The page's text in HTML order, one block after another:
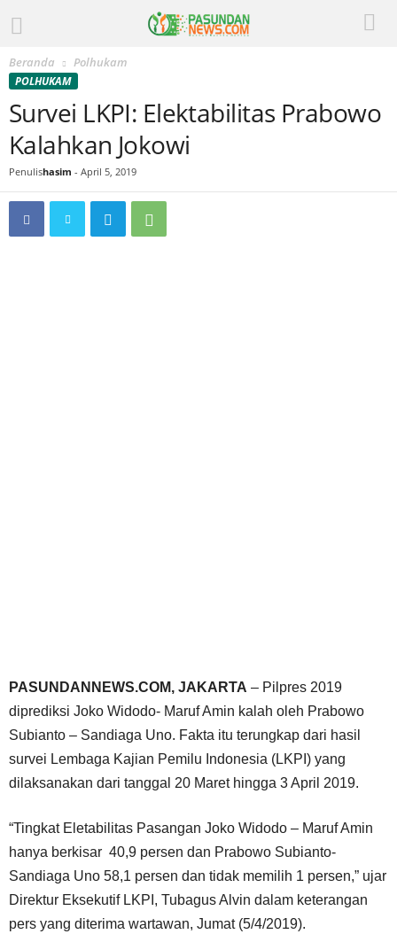
Beranda Polhukam
POLHUKAM
Survei LKPI: Elektabilitas Prabowo
Kalahkan Jokowi
Penulishasim - April 5, 2019
PASUNDANNEWS.COM, JAKARTA – Pilpres 2019
diprediksi Joko Widodo- Maruf Amin kalah oleh Prabowo
Subianto – Sandiaga Uno. Fakta itu terungkap dari hasil
survei Lembaga Kajian Pemilu Indonesia (LKPI) yang
dilaksanakan dari tanggal 20 Maret hingga 3 April 2019.
“Tingkat Eletabilitas Pasangan Joko Widodo – Maruf Amin
hanya berkisar 40,9 persen dan Prabowo Subianto-
Sandiaga Uno 58,1 persen dan tidak memilih 1 persen,” ujar
Direktur Eksekutif LKPI, Tubagus Alvin dalam keterangan
pers yang diterima wartawan, Jumat (5/4/2019).